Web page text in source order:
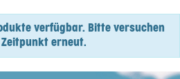
verfügbar. Bitte versuchen
Zeitpunkt erneut.